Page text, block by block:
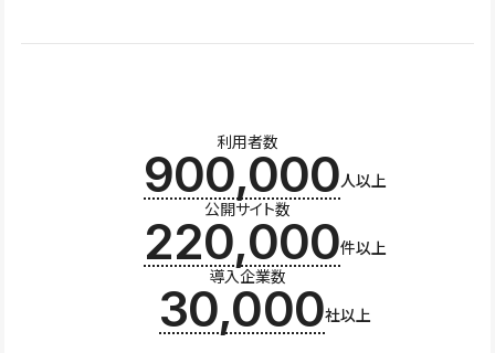
利用者数
900,000人以上
公開サイト数
220,000件以上
導入企業数
30,000社以上